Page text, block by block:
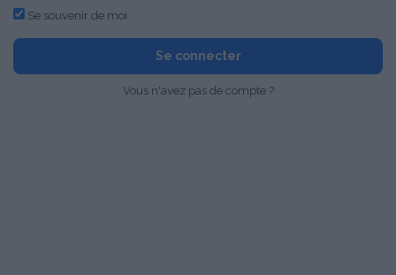
Se souvenir de moi
Se connecter
Vous n'avez pas de compte ?